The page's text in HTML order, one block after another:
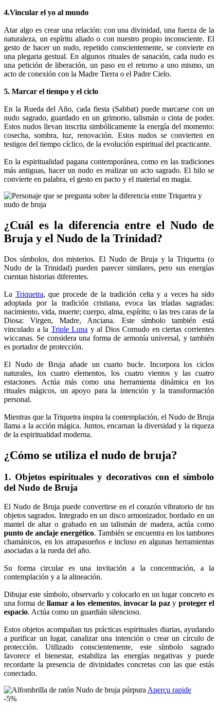
4.Vincular el yo al mundo
Atar algo es crear una relación: con una divinidad, una fuerza de la
naturaleza, un espíritu aliado o con nuestro propio inconsciente. El
gesto de hacer un nudo, repetido conscientemente, se convierte en
una plegaria gestual. En algunos rituales de sanación, cada nudo es
una petición de liberación, un paso en el retorno a uno mismo, un
acto de conexión con la Madre Tierra o el Padre Cielo.
5. Marcar el tiempo y el ciclo
En la Rueda del Año, cada fiesta (Sabbat) puede marcarse con un
nudo sagrado, guardado en un grimorio, talismán o cinta de poder.
Estos nudos llevan inscrita simbólicamente la energía del momento:
cosecha, sombra, luz, renovación. Estos nudos se convierten en
testigos del tiempo cíclico, de la evolución espiritual del practicante.
En la espiritualidad pagana contemporánea, como en las tradiciones
más antiguas, hacer un nudo es realizar un acto sagrado. El hilo se
convierte en palabra, el gesto en pacto y el material en magia.
¿Cuál es la diferencia entre el Nudo de
Bruja y el Nudo de la Trinidad?
Dos símbolos, dos misterios. El Nudo de Bruja y la Triquetra (o
Nudo de la Trinidad) pueden parecer similares, pero sus energías
cuentan historias diferentes.
La Triquetra, que procede de la tradición celta y a veces ha sido
adoptada por la tradición cristiana, evoca las tríadas sagradas:
nacimiento, vida, muerte; cuerpo, alma, espíritu; o las tres caras de la
Diosa: Virgen, Madre, Anciana. Este símbolo también está
vinculado a la Triple Luna y al Dios Cornudo en ciertas corrientes
wiccanas. Se considera una forma de armonía universal, y también
es portador de protección.
El Nudo de Bruja añade un cuarto bucle. Incorpora los ciclos
naturales, los cuatro elementos, los cuatro vientos y las cuatro
estaciones. Actúa más como una herramienta dinámica en los
rituales mágicos, un apoyo para la intención y la transformación
personal.
Mientras que la Triquetra inspira la contemplación, el Nudo de Bruja
llama a la acción mágica. Juntos, encarnan la diversidad y la riqueza
de la espiritualidad moderna.
¿Cómo se utiliza el nudo de bruja?
1. Objetos espirituales y decorativos con el símbolo
del Nudo de Bruja
El Nudo de Bruja puede convertirse en el corazón vibratorio de tus
objetos sagrados. Integrado en un disco armonizador, bordado en un
mantel de altar o grabado en un talismán de madera, actúa como
punto de anclaje energético. También se encuentra en los tambores
chamánicos, en los atrapasueños e incluso en algunas herramientas
asociadas a la rueda del año.
Su forma circular es una invitación a la concentración, a la
contemplación y a la alineación.
Dibujar este símbolo, observarlo y colocarlo en un lugar concreto es
una forma dellamar a los elementos, invocar la pazy proteger el
espacio. Actúa como un guardián silencioso.
Estos objetos acompañan tus prácticas espirituales diarias, ayudando
a purificar un lugar, canalizar una intención o crear un círculo de
protección. Utilizado conscientemente, este símbolo sagrado
favorece el bienestar, estabiliza las energías negativas y puede
recordarte la presencia de divinidades concretas con las que estás
conectado.
Aperçu rapide
-5%